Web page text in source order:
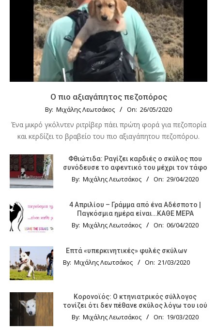
Ο πιο αξιαγάπητος πεζοπόρος
By: Μιχάλης Λεωτσάκος On: 26/05/2020
Ένα μικρό γκόλντεν ριτρίβερ πάει πρώτη φορά για πεζοπορία
και κερδίζει το βραβείο του πιο αξιαγάπητου πεζοπόρου.
Φθιώτιδα: Ραγίζει καρδιές ο σκύλος που
συνόδευσε το αφεντικό του μέχρι τον τάφο
By: Μιχάλης Λεωτσάκος On: 29/04/2020
4 Απριλίου – Γράμμα από ένα Αδέσποτο |
Παγκόσμια ημέρα είναι…ΚΑΘΕ ΜΕΡΑ
By: Μιχάλης Λεωτσάκος On: 06/04/2020
Επτά «υπερκινητικές» φυλές σκύλων
By: Μιχάλης Λεωτσάκος On: 21/03/2020
Κορονοϊός: Ο κτηνιατρικός σύλλογος
τονίζει ότι δεν πέθανε σκύλος λόγω του ιού
By: Μιχάλης Λεωτσάκος On: 19/03/2020